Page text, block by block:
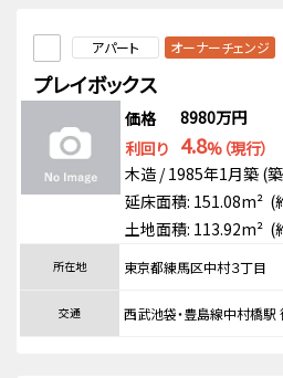
アパート オーナーチェンジ
プレイボックス
価格
8980万円
利回り 4.8%（現行）
木造 / 1985年1月築 (
延床面積: 151.08m² (
土地面積: 113.92m² (
所在地 東京都練馬区中村３丁目
交通 西武池袋・豊島線中村橋駅